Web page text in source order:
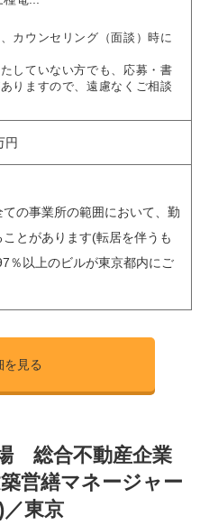
カウンセリング（面談）時に
していない方でも、応募・書
りますので、遠慮なくご相談
円
の事業所の範囲において、勤
とがあります(転居を伴うも
％以上のビルが東京都内にご
を見る
総合不動産企業
営繕マネージャー
東京